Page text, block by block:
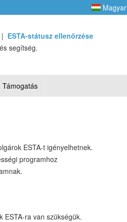
Magyar
| ESTA-státusz ellenőrzése
segítség.
Támogatás
ESTA-t igényelhetnek.
programhoz
ESTA-ra van szükségük.